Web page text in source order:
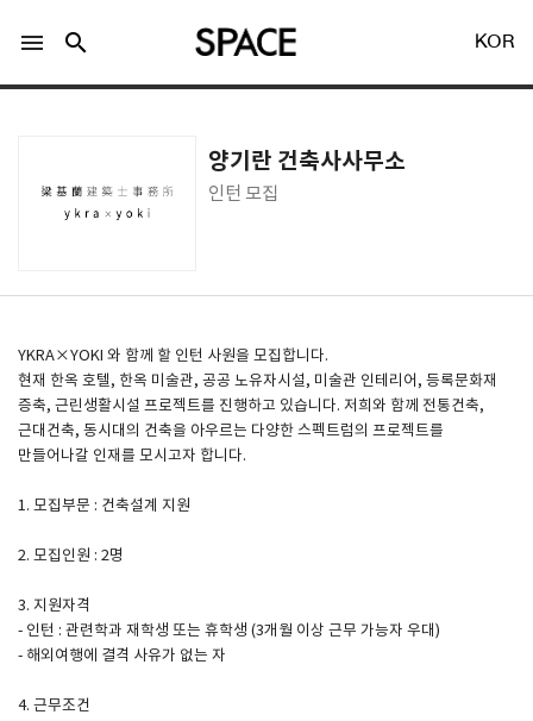
Facebook 로그인
Twitter 로그인
SPACE 소개
공지사항
광고문의
menu search KOR
양기란 건축사사무소
인턴 모집
YKRA×YOKI 와 함께 할 인턴 사원을 모집합니다.
현재 한옥 호텔, 한옥 미술관, 공공 노유자시설, 미술관 인테리어, 등록문화재
증축, 근린생활시설 프로젝트를 진행하고 있습니다. 저희와 함께 전통건축,
근대건축, 동시대의 건축을 아우르는 다양한 스펙트럼의 프로젝트를
만들어나갈 인재를 모시고자 합니다.
1. 모집부문 : 건축설계 지원
2. 모집인원 : 2명
3. 지원자격
- 인턴 : 관련학과 재학생 또는 휴학생 (3개월 이상 근무 가능자 우대)
- 해외여행에 결격 사유가 없는 자
4. 근무조건